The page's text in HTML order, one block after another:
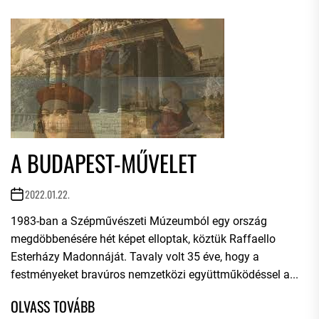
A BUDAPEST-MŰVELET
2022.01.22.
1983-ban a Szépművészeti Múzeumból egy ország
megdöbbenésére hét képet elloptak, köztük Raffaello
Esterházy Madonnáját. Tavaly volt 35 éve, hogy a
festményeket bravúros nemzetközi együttműködéssel a...